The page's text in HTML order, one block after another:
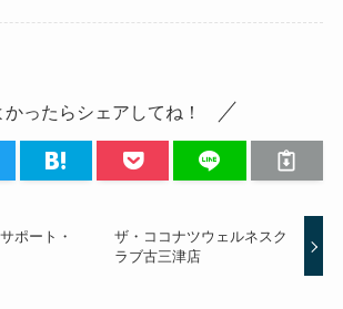
かったらシェアしてね！
ポート・
ザ・ココナツウェルネスク
ラブ古三津店